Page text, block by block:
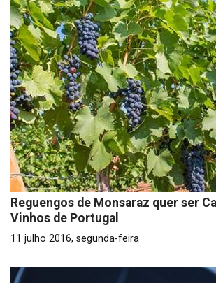
Reguengos de Monsaraz quer ser
Vinhos de Portugal
11 julho 2016, segunda-feira